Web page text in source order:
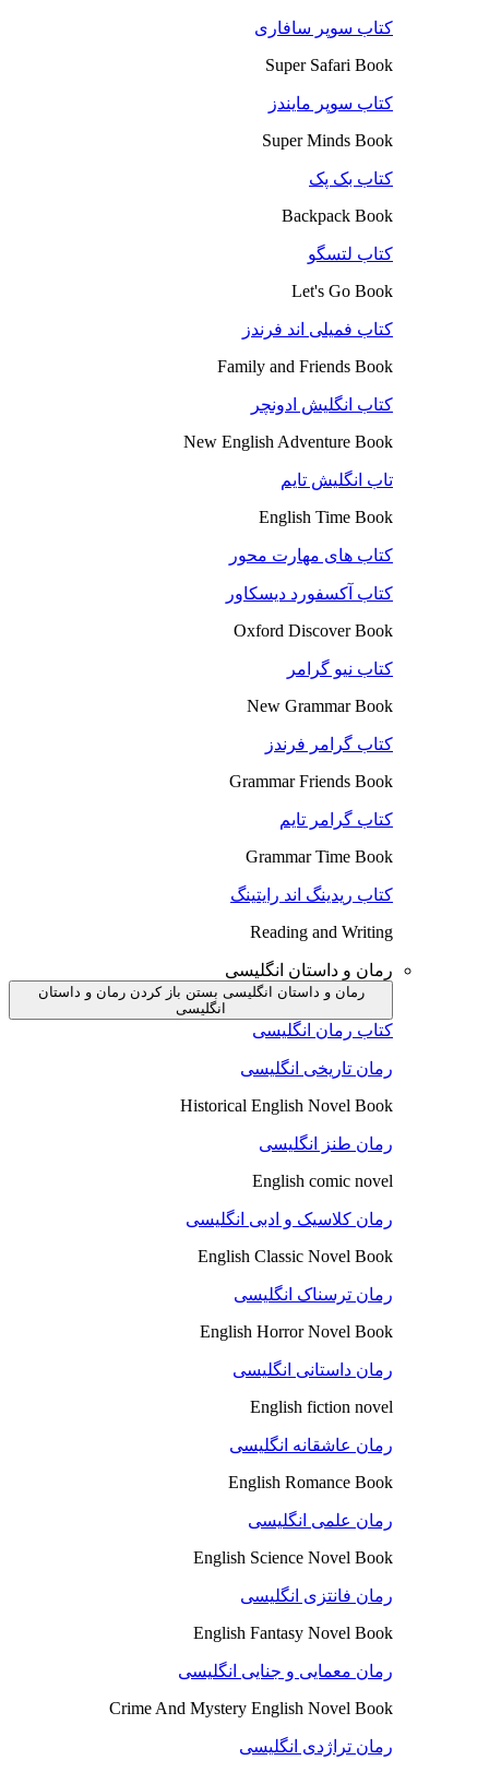
کتاب سوپر سافاری
Super Safari Book
کتاب سوپر مایندز
Super Minds Book
کتاب بک پک
Backpack Book
کتاب لتسگو
Let's Go Book
کتاب فمیلی اند فرندز
Family and Friends Book
کتاب انگلیش ادونچر
New English Adventure Book
تاب انگلیش تایم
English Time Book
کتاب های مهارت محور
کتاب آکسفورد دیسکاور
Oxford Discover Book
کتاب نیو گرامر
New Grammar Book
کتاب گرامر فرندز
Grammar Friends Book
کتاب گرامر تایم
Grammar Time Book
کتاب ریدینگ اند رایتینگ
Reading and Writing
رمان و داستان انگلیسی
رمان و داستان انگلیسی بستن باز کردن رمان و داستان
انگلیسی
کتاب رمان انگلیسی
رمان تاریخی انگلیسی
Historical English Novel Book
رمان طنز انگلیسی
English comic novel
رمان کلاسیک و ادبی انگلیسی
English Classic Novel Book
رمان ترسناک انگلیسی
English Horror Novel Book
رمان داستانی انگلیسی
English fiction novel
رمان عاشقانه انگلیسی
English Romance Book
رمان علمی انگلیسی
English Science Novel Book
رمان فانتزی انگلیسی
English Fantasy Novel Book
رمان معمایی و جنایی انگلیسی
Crime And Mystery English Novel Book
رمان تراژدی انگلیسی